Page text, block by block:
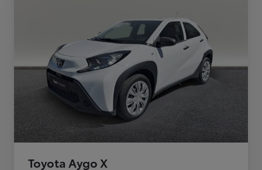
Toyota Aygo X